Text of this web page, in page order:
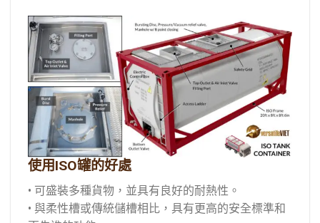
使用ISO罐的好處
• 可盛裝多種貨物，並具有良好的耐熱性。
• 與柔性槽或傳統儲槽相比，具有更高的安全標準和